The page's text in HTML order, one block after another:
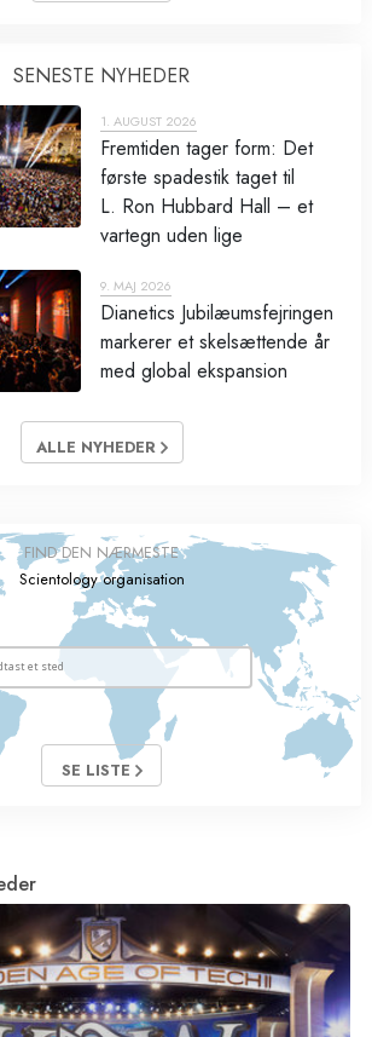
SENESTE NYHEDER
1. AUGUST 2026
Fremtiden tager form: Det
første spadestik taget til
L. Ron Hubbard Hall – et
vartegn uden lige
9. MAJ 2026
Dianetics Jubilæumsfejringen
markerer et skelsættende år
med global ekspansion
ALLE NYHEDER
FIND DEN NÆRMESTE
Scientology organisation
SE LISTE